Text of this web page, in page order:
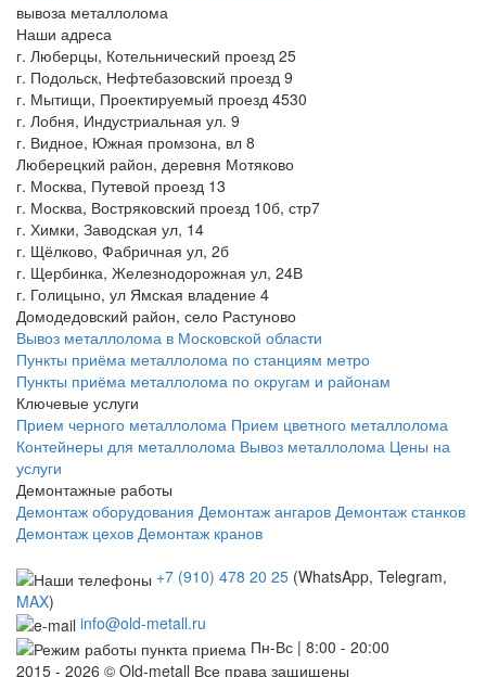
вывоза металлолома
Наши адреса
г. Люберцы, Котельнический проезд 25
г. Подольск, Нефтебазовский проезд 9
г. Мытищи, Проектируемый проезд 4530
г. Лобня, Индустриальная ул. 9
г. Видное, Южная промзона, вл 8
Люберецкий район, деревня Мотяково
г. Москва, Путевой проезд 13
г. Москва, Востряковский проезд 10б, стр7
г. Химки, Заводская ул, 14
г. Щёлково, Фабричная ул, 2б
г. Щербинка, Железнодорожная ул, 24В
г. Голицыно, ул Ямская владение 4
Домодедовский район, село Растуново
Вывоз металлолома в Московской области
Пункты приёма металлолома по станциям метро
Пункты приёма металлолома по округам и районам
Ключевые услуги
Прием черного металлолома Прием цветного металлолома
Контейнеры для металлолома Вывоз металлолома Цены на
услуги
Демонтажные работы
Демонтаж оборудования Демонтаж ангаров Демонтаж станков
Демонтаж цехов Демонтаж кранов
+7 (910) 478 20 25 (WhatsApp, Telegram,
MAX)
info@old-metall.ru
Пн-Вс | 8:00 - 20:00
2015 - 2026 © Old-metall Все права защищены